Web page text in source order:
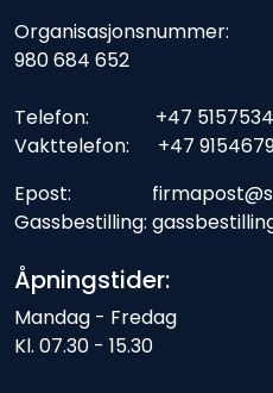
Organisasjonsnummer:
980 684 652
Telefon: +47
Vakttelefon: +47
Epost:
Gassbestilling:
Åpningstider:
Mandag - Fredag
Kl. 07.30 - 15.30